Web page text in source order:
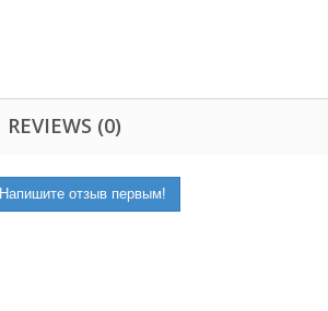
REVIEWS (0)
Напишите отзыв первым!